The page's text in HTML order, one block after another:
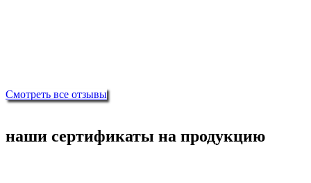
Смотреть все отзывы
наши сертификаты на продукцию